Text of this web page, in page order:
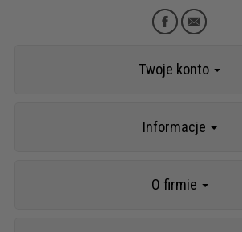
Twoje konto
Informacje
O firmie